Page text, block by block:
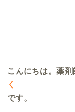
こんにちは。薬
く
です。